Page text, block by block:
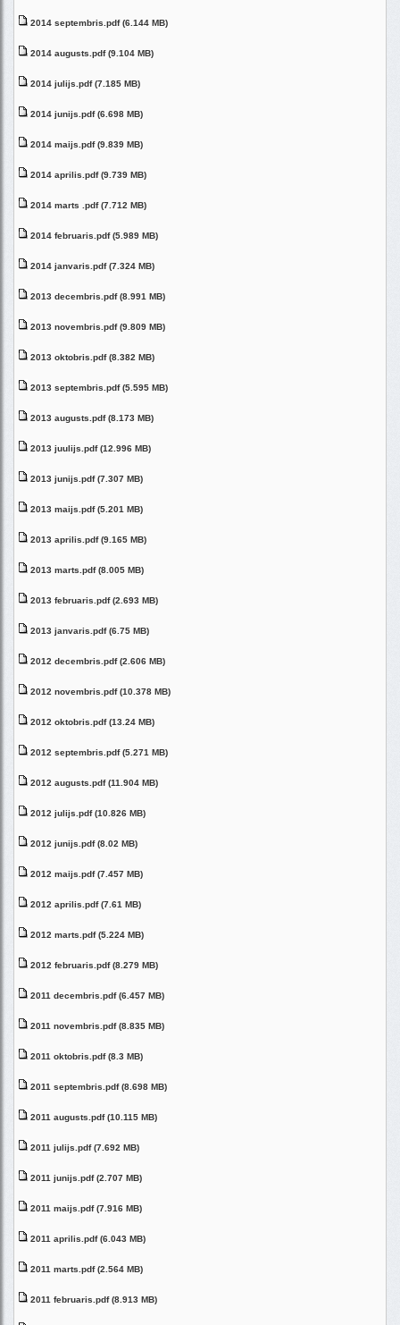
2014 septembris.pdf (6.144 MB)
2014 augusts.pdf (9.104 MB)
2014 julijs.pdf (7.185 MB)
2014 junijs.pdf (6.698 MB)
2014 maijs.pdf (9.839 MB)
2014 aprilis.pdf (9.739 MB)
2014 marts .pdf (7.712 MB)
2014 februaris.pdf (5.989 MB)
2014 janvaris.pdf (7.324 MB)
2013 decembris.pdf (8.991 MB)
2013 novembris.pdf (9.809 MB)
2013 oktobris.pdf (8.382 MB)
2013 septembris.pdf (5.595 MB)
2013 augusts.pdf (8.173 MB)
2013 juulijs.pdf (12.996 MB)
2013 junijs.pdf (7.307 MB)
2013 maijs.pdf (5.201 MB)
2013 aprilis.pdf (9.165 MB)
2013 marts.pdf (8.005 MB)
2013 februaris.pdf (2.693 MB)
2013 janvaris.pdf (6.75 MB)
2012 decembris.pdf (2.606 MB)
2012 novembris.pdf (10.378 MB)
2012 oktobris.pdf (13.24 MB)
2012 septembris.pdf (5.271 MB)
2012 augusts.pdf (11.904 MB)
2012 julijs.pdf (10.826 MB)
2012 junijs.pdf (8.02 MB)
2012 maijs.pdf (7.457 MB)
2012 aprilis.pdf (7.61 MB)
2012 marts.pdf (5.224 MB)
2012 februaris.pdf (8.279 MB)
2011 decembris.pdf (6.457 MB)
2011 novembris.pdf (8.835 MB)
2011 oktobris.pdf (8.3 MB)
2011 septembris.pdf (8.698 MB)
2011 augusts.pdf (10.115 MB)
2011 julijs.pdf (7.692 MB)
2011 junijs.pdf (2.707 MB)
2011 maijs.pdf (7.916 MB)
2011 aprilis.pdf (6.043 MB)
2011 marts.pdf (2.564 MB)
2011 februaris.pdf (8.913 MB)